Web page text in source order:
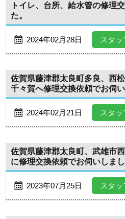
トイレ、台所、給水管の修理
た。
2024年02月28日 スタ
佐賀県藤津郡太良町多良、西
千々賀へ修理交換依頼でお伺
2024年02月21日 スタ
佐賀県藤津郡太良町、武雄市
に修理交換依頼でお伺いしまし
2023年07月25日 スタ